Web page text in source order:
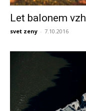
Let balonem
svet zeny - 7.10.2016